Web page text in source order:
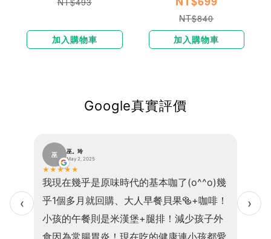
加入購物車
NT$840
加入購物車
Google真實評價
‹
，咖
巫 巫。玲
May 2, 2025
★ ★ ★★ ★
我現在幾乎是原味時代的基本咖了(o^^o)幾
乎1個多月就回購、大人早餐貝果🥯+咖啡！
小孩的午餐則是米漢堡+腿排！減少孩子外
購N
綠拿
›